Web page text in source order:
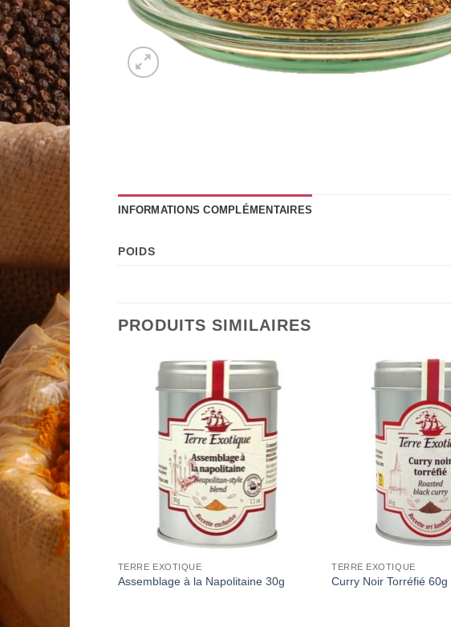
INFORMATIONS COMPLÉMENTAIRES
POIDS
PRODUITS SIMILAIRES
TERRE EXOTIQUE
Assemblage à la Napolitaine 30g
TERRE EXOTIQUE
Curry Noir Torréfié 60g
Add to
Wishlist
D'ESPRIT